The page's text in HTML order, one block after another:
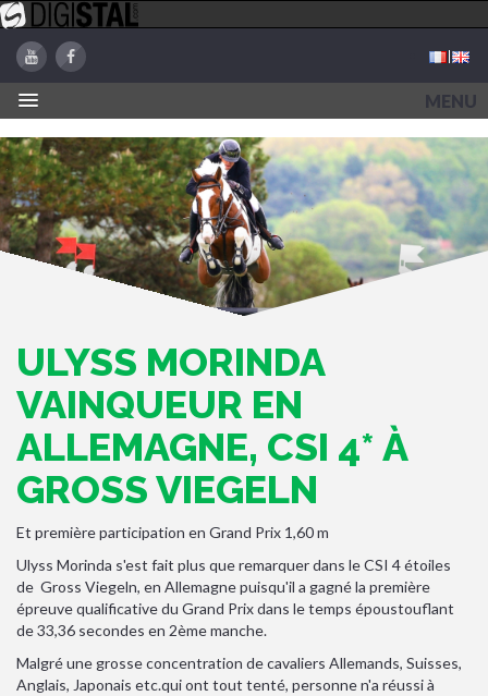
MENU
ULYSS MORINDA
VAINQUEUR EN
ALLEMAGNE, CSI 4* À
GROSS VIEGELN
Et première participation en Grand Prix 1,60 m
Ulyss Morinda s'est fait plus que remarquer dans le CSI 4 étoiles
de Gross Viegeln, en Allemagne puisqu'il a gagné la première
épreuve qualificative du Grand Prix dans le temps époustouflant
de 33,36 secondes en 2ème manche.
Malgré une grosse concentration de cavaliers Allemands, Suisses,
Anglais, Japonais etc.qui ont tout tenté, personne n'a réussi à